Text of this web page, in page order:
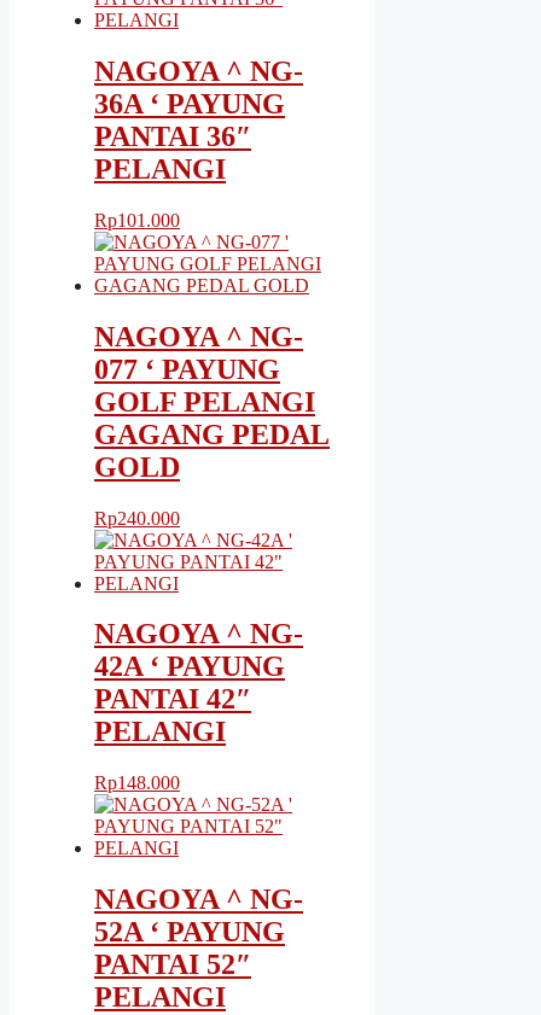
NAGOYA ^ NG-
36A ‘ PAYUNG
PANTAI 36″
PELANGI
Rp101.000
NAGOYA ^ NG-
077 ‘ PAYUNG
GOLF PELANGI
GAGANG PEDAL
GOLD
Rp240.000
NAGOYA ^ NG-
42A ‘ PAYUNG
PANTAI 42″
PELANGI
Rp148.000
NAGOYA ^ NG-
52A ‘ PAYUNG
PANTAI 52″
PELANGI